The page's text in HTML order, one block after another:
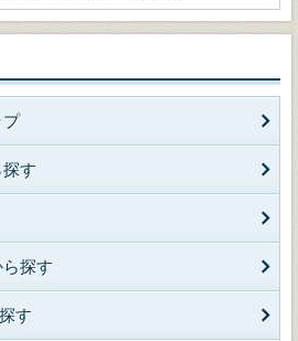
プ
す
探す
す